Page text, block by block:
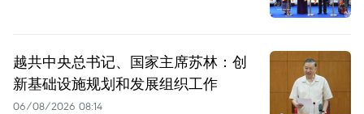
越共中央总书记、国家主席苏林：创
新基础设施规划和发展组织工作
06/08/2026 08:14